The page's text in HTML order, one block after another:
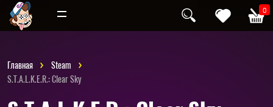
0
Инди
Главная
Steam
S.T.A.L.K.E.R.: Clear Sky